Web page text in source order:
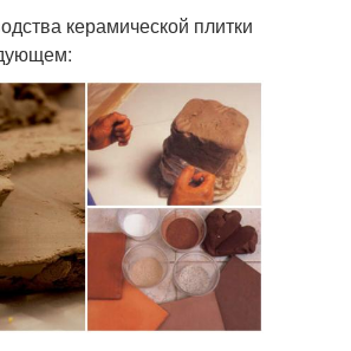
керамической плитки